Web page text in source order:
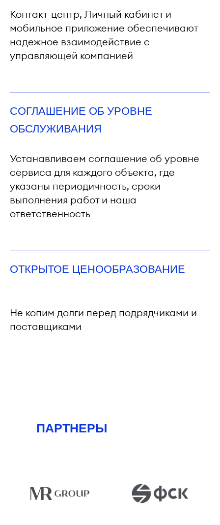
Контакт-центр, Личный кабинет и
мобильное приложение обеспечивают
надежное взаимодействие с
управляющей компанией
СОГЛАШЕНИЕ ОБ УРОВНЕ
ОБСЛУЖИВАНИЯ
Устанавливаем соглашение об уровне
сервиса для каждого объекта, где
указаны периодичность, сроки
выполнения работ и наша
ответственность
ОТКРЫТОЕ ЦЕНООБРАЗОВАНИЕ
Не копим долги перед подрядчиками и
поставщиками
ПАРТНЕРЫ